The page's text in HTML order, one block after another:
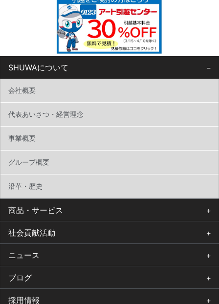
SHUWAについて
会社概要
代表あいさつ・経営理念
事業概要
グループ概要
沿革・歴史
商品・サービス
社会貢献活動
ニュース
ブログ
採用情報